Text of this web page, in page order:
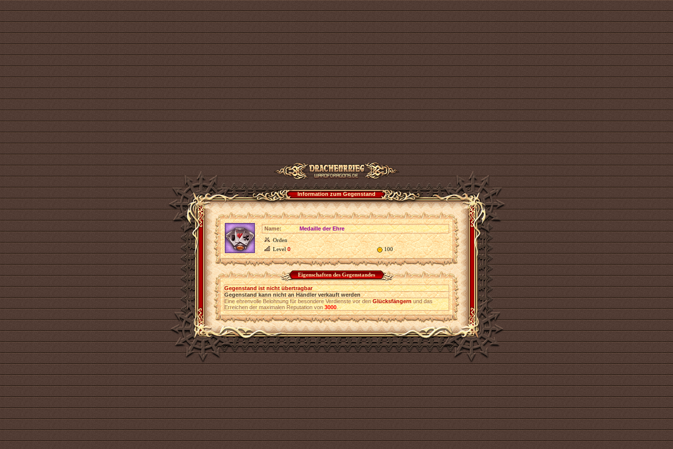
Information zum Gegenstand
Name:
Medaille der Ehre
Orden
Level0 100
Eigenschaften des Gegenstandes
Gegenstand ist nicht übertragbar
Gegenstand kann nicht an Händler verkauft werden
Eine ehrenvolle Belohnung für besondere Verdienste vor denGlücksfängernund das
Erreichen der maximalen Reputation von3000.